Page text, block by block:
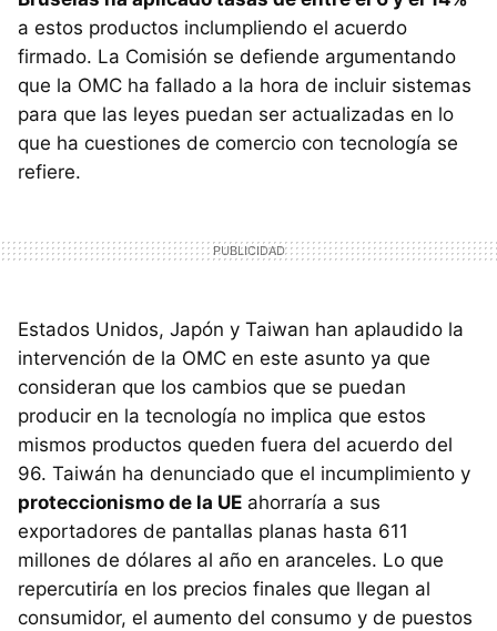
a estos productos inclumpliendo el acuerdo
firmado. La Comisión se defiende argumentando
que la OMC ha fallado a la hora de incluir sistemas
para que las leyes puedan ser actualizadas en lo
que ha cuestiones de comercio con tecnología se
refiere.
Estados Unidos, Japón y Taiwan han aplaudido la
intervención de la OMC en este asunto ya que
consideran que los cambios que se puedan
producir en la tecnología no implica que estos
mismos productos queden fuera del acuerdo del
96. Taiwán ha denunciado que el incumplimiento y
proteccionismo de la UE ahorraría a sus
exportadores de pantallas planas hasta 611
millones de dólares al año en aranceles. Lo que
repercutiría en los precios finales que llegan al
consumidor, el aumento del consumo y de puestos